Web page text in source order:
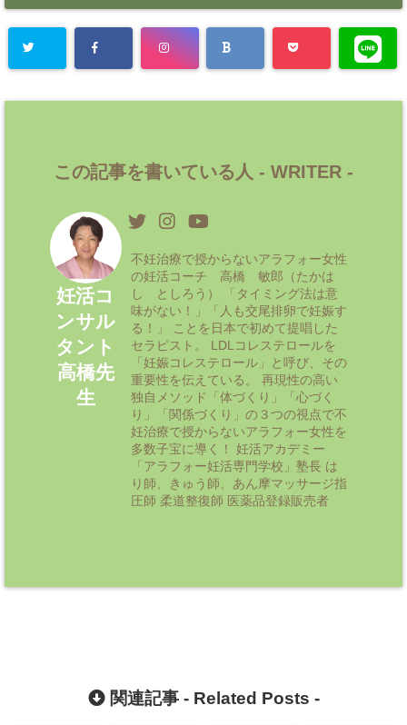
この記事を書いている人 - WRITER -
妊活コ
ンサル
タント
高橋先
生
不妊治療で授からないアラフォー女性
の妊活コーチ 高橋 敏郎（たかは
し としろう） 「タイミング法は意
味がない！」「人も交尾排卵で妊娠す
る！」 ことを日本で初めて提唱した
セラピスト。 LDLコレステロールを
「妊娠コレステロール」と呼び、その
重要性を伝えている。 再現性の高い
独自メソッド「体づくり」「心づく
り」「関係づくり」の３つの視点で不
妊治療で授からないアラフォー女性を
多数子宝に導く！ 妊活アカデミー
「アラフォー妊活専門学校」塾長 は
り師、きゅう師、あん摩マッサージ指
圧師 柔道整復師 医薬品登録販売者
関連記事 - Related Posts -